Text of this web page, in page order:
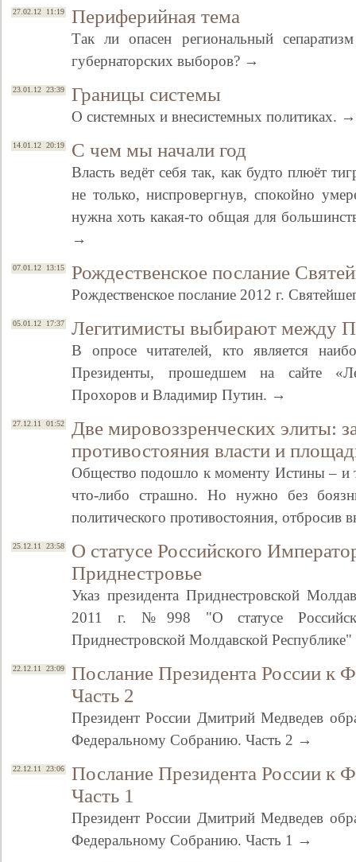
27.02.12 11:19 Периферийная тема
Так ли опасен региональный
губернаторских выборов? →
23.01.12 23:39 Границы системы
О системных и внесистемных политиках. →
14.01.12 20:19 С чем мы начали год
Власть ведёт себя так, как будто плюёт
не только, ниспровергнув, спокойно
нужна хоть какая-то общая для
→
07.01.12 13:15 Рождественское послание
Рождественское послание 2012 г.
05.01.12 17:37 Легитимисты выбирают между
В опросе читателей, кто является
Президенты, прошедшем на сайте
Прохоров и Владимир Путин. →
27.12.11 01:52
Две мировоззренческих элиты:
противостояния власти и
Общество подошло к моменту Истины – и
что-либо страшно. Но нужно без
политического противостояния,
25.12.11 23:58
О статусе Российского
Приднестровье
Указ президента Приднестровской
2011 г. №998 "О статусе
Приднестровской Молдавской
22.12.11 23:09
Послание Президента России к
Часть 2
Президент России Дмитрий Медведев
Федеральному Собранию. Часть 2 →
22.12.11 23:06
Послание Президента России к
Часть 1
Президент России Дмитрий Медведев
Федеральному Собранию. Часть 1 →